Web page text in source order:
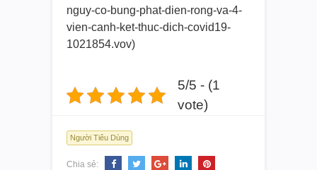
nguy-co-bung-phat-dien-rong-va-4-
vien-canh-ket-thuc-dich-covid19-
1021854.vov)
5/5 - (1
vote)
Người Tiêu Dùng
Chia sẻ: